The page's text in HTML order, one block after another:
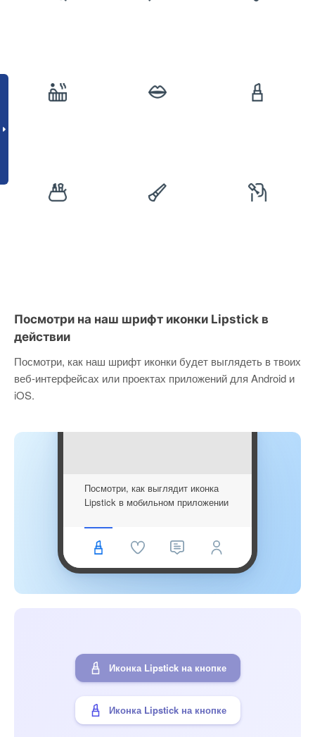
Посмотри на наш шрифт иконки Lipstick в
действии
Посмотри, как наш шрифт иконки будет выглядеть в твоих
веб-интерфейсах или проектах приложений для Android и
iOS.
Посмотри, как выглядит иконка
Lipstick в мобильном приложении
Иконка Lipstick на кнопке
Иконка Lipstick на кнопке